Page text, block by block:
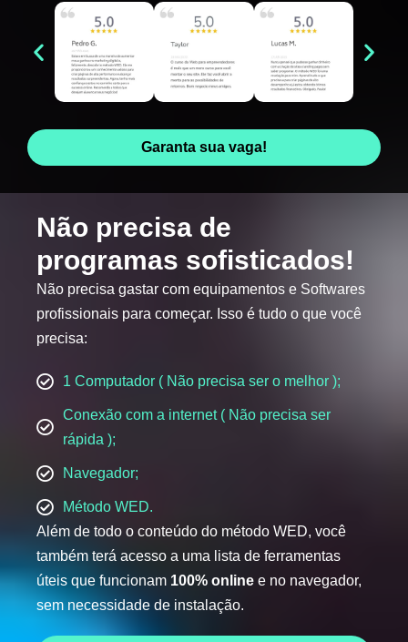
Garanta sua vaga!
Não precisa de
programas sofisticados!
Não precisa gastar com equipamentos e Softwares
profissionais para começar. Isso é tudo o que você
precisa:
1 Computador ( Não precisa ser o melhor );
Conexão com a internet ( Não precisa ser
rápida );
Navegador;
Método WED.
Além de todo o conteúdo do método WED, você
também terá acesso a uma lista de ferramentas
úteis que funcionam 100% online e no navegador,
sem necessidade de instalação.